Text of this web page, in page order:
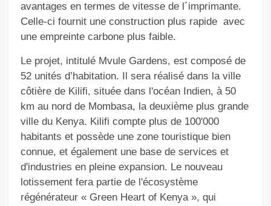
avantages en termes de vitesse de l´imprimante.
Celle-ci fournit une construction plus rapide avec
une empreinte carbone plus faible.
Le projet, intitulé Mvule Gardens, est composé de
52 unités d’habitation. Il sera réalisé dans la ville
côtière de Kilifi, située dans l'océan Indien, à 50
km au nord de Mombasa, la deuxième plus grande
ville du Kenya. Kilifi compte plus de 100'000
habitants et possède une zone touristique bien
connue, et également une base de services et
d'industries en pleine expansion. Le nouveau
lotissement fera partie de l'écosystème
régénérateur « Green Heart of Kenya », qui